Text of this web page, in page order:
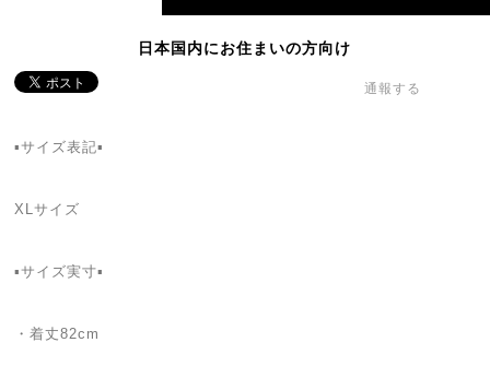
日本国内にお住まいの方向け
通報する
▪️サイズ表記▪️
XLサイズ
▪️サイズ実寸▪️
・着丈82cm